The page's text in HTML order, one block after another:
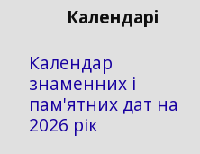
Календарі
Календар
знаменних і
пам'ятних дат на
2026 рік